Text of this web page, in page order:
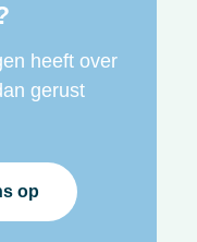
heeft over
gerust
op